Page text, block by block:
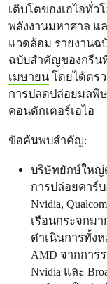
เติบโตของเอไอทั่ว
พลังงานมหาศาล แ
แวดล้อม รายงานฉ
ฉบับสำคัญของกรีน
เมษายน โดยได้ตร
การปลดปล่อยมลพิ
คอนดักเตอร์เอไอ
ข้อค้นพบสำคัญ:
บริษัทยักษ์ใหญ่
การปล่อยคาร์
Nvidia,
เรือนกระจกม
ดำเนินการทั้ง
AMD จากการ
Nvidia และ